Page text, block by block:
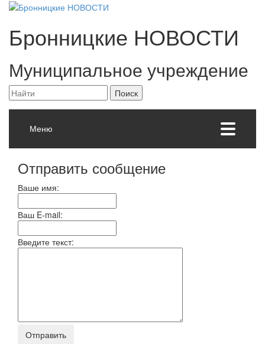
Бронницкие НОВОСТИ
Муниципальное учреждение
Меню
Отправить сообщение
Ваше имя:
Ваш E-mail:
Введите текст: